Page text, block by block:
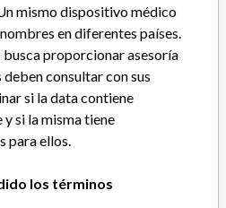
MISSISSAUGA
(2017) Danaher Corporation
de retiros, alertas y
dispositivos médicos y sus
mismo dispositivo médico
en diferentes países.
busca proporcionar asesoría
consultar con sus
si la data contiene
si la misma tiene
para ellos.
los términos